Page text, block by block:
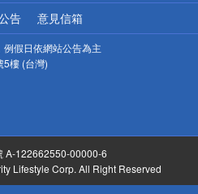
告 意見信箱
假日依網站公告為主
5樓 (台灣)
A-122662550-00000-6
Lifestyle Corp. All Right Reserved